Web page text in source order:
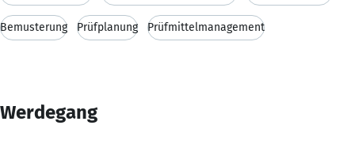
Bemusterung Prüfplanung Prüfmittelmanagement
Werdegang